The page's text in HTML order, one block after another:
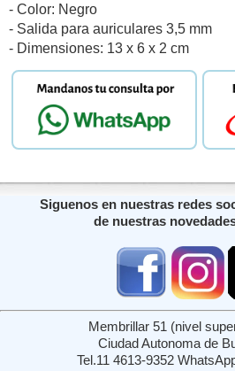
- Color: Negro
- Salida para auriculares 3,5 mm
- Dimensiones: 13 x 6 x 2 cm
Siguenos en nuestras redes
de nuestras
Membrillar 51 (nivel
Ciudad Autonoma de
Tel.11 4613-9352